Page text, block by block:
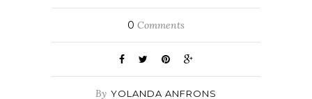
0 Comments
By YOLANDA ANFRONS